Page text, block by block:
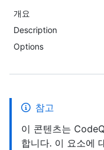
개요
Description
Options
참고
이 콘텐츠는
합니다. 이 요소에